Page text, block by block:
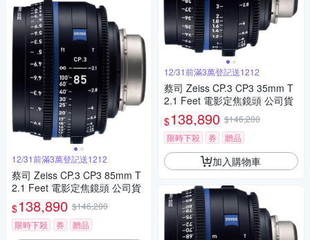
12/31前滿3萬登記送1212
蔡司 Zeiss CP.3 CP3 85mm T
2.1 Feet 電影定焦鏡頭 公司貨
$138,890 $146,200
限時下殺
券 贈品
12/31前滿3萬登記送1212
蔡司 Zeiss CP.3 CP3 35mm T
2.1 Feet 電影定焦鏡頭 公司貨
$138,890 $146,200
限時下殺
券 贈品
加入購物車